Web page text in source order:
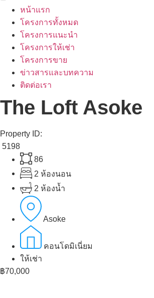
หน้าแรก
โครงการทั้งหมด
โครงการแนะนำ
โครงการให้เช่า
โครงการขาย
ข่าวสารและบทความ
ติดต่อเรา
The Loft Asoke
Property ID:
5198
86
2 ห้องนอน
2 ห้องน้ำ
Asoke
คอนโดมิเนี่ยม
ให้เช่า
฿70,000